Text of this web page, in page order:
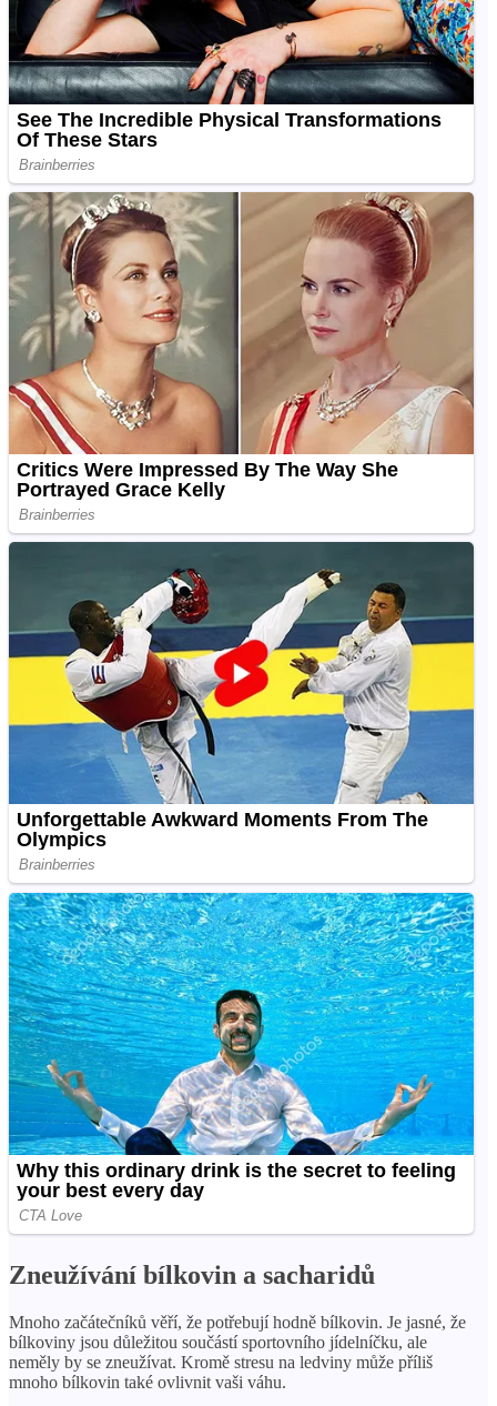
Zneužívání bílkovin a sacharidů
Mnoho začátečníků věří, že potřebují hodně bílkovin. Je jasné, že
bílkoviny jsou důležitou součástí sportovního jídelníčku, ale
neměly by se zneužívat. Kromě stresu na ledviny může příliš
mnoho bílkovin také ovlivnit vaši váhu.